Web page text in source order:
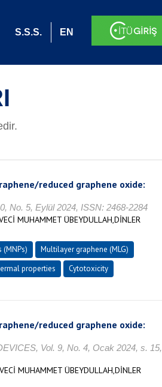
S.S.S. EN
reduced graphene oxide:
No. 5, Eylül 2024, ISSN: 2468-2284
MUHAMMET ÜBEYDULLAH,DİNLER
Multilayer graphene (MLG)
properties Cytotoxicity
reduced graphene oxide:
Vol. 9, No. 4, Ocak 2024, s. 15,
MUHAMMET ÜBEYDULLAH,DİNLER